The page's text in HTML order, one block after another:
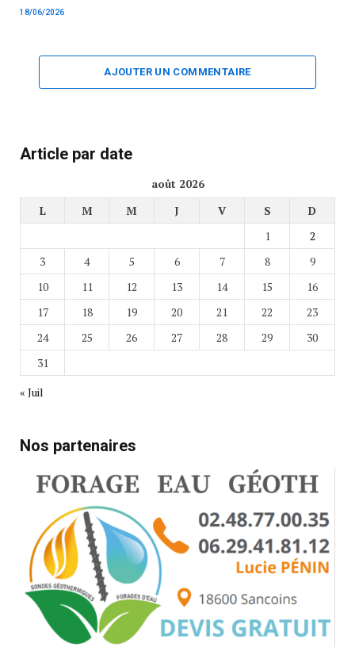
18/06/2026
AJOUTER UN COMMENTAIRE
Article par date
août 2026
L
M M J V S
D
1
2
3
4 5 6 7 8
9
10
11 12 13 14 15
16
17
18 19 20 21 22
23
24
25 26 27 28 29
30
31
« Juil
Nos partenaires